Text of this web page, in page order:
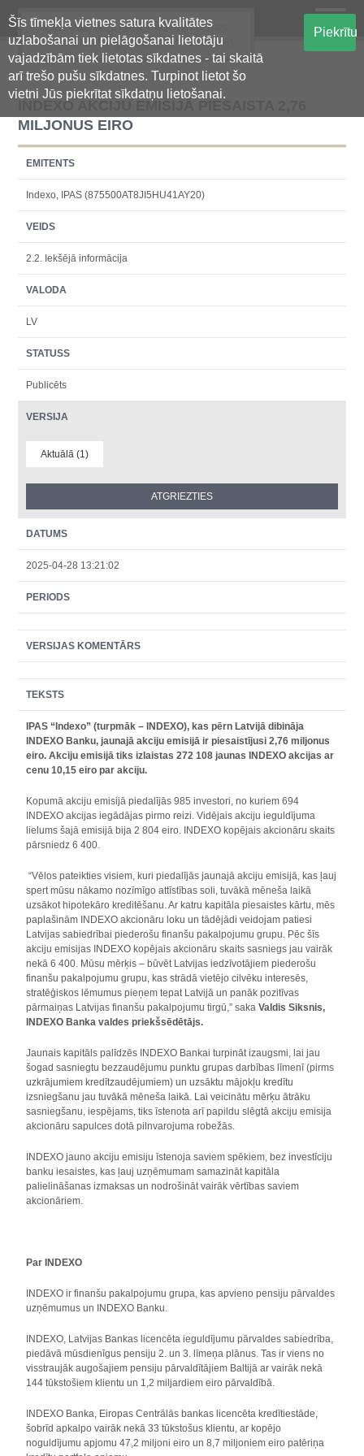
Šīs tīmekļa vietnes satura kvalitātes
uzlabošanai un pielāgošanai lietotāju
vajadzībām tiek lietotas sīkdatnes - tai skaitā
arī trešo pušu sīkdatnes. Turpinot lietot šo
vietni Jūs piekrītat sīkdatņu lietošanai.
Piekrītu
Oficiālā regulētās informācijas
centralizētā glabāšanas sistēma
INDEXO AKCIJU EMISIJĀ PIESAISTA 2,76
MILJONUS EIRO
EMITENTS
Indexo, IPAS (875500AT8JI5HU41AY20)
VEIDS
2.2. Iekšējā informācija
VALODA
LV
STATUSS
Publicēts
VERSIJA
Aktuālā (1)
DATUMS
2025-04-28 13:21:02
PERIODS
VERSIJAS KOMENTĀRS
TEKSTS
IPAS “Indexo” (turpmāk – INDEXO), kas pērn Latvijā dibināja
INDEXO Banku, jaunajā akciju emisijā ir piesaistījusi 2,76 miljonus
eiro. Akciju emisijā tiks izlaistas 272 108 jaunas INDEXO akcijas ar
cenu 10,15 eiro par akciju.
Kopumā akciju emisijā piedalījās 985 investori, no kuriem 694
INDEXO akcijas iegādājas pirmo reizi. Vidējais akciju ieguldījuma
lielums šajā emisijā bija 2 804 eiro. INDEXO kopējais akcionāru skaits
pārsniedz 6 400.
“Vēlos pateikties visiem, kuri piedalījās jaunajā akciju emisijā, kas ļauj
spert mūsu nākamo nozīmīgo attīstības soli, tuvākā mēneša laikā
uzsākot hipotekāro kreditēšanu. Ar katru kapitāla piesaistes kārtu, mēs
paplašinām INDEXO akcionāru loku un tādējādi veidojam patiesi
Latvijas sabiedrībai piederošu finanšu pakalpojumu grupu. Pēc šīs
akciju emisijas INDEXO kopējais akcionāru skaits sasniegs jau vairāk
nekā 6 400. Mūsu mērķis – būvēt Latvijas iedzīvotājiem piederošu
finanšu pakalpojumu grupu, kas strādā vietējo cilvēku interesēs,
stratēģiskos lēmumus pieņem tepat Latvijā un panāk pozitīvas
pārmaiņas Latvijas finanšu pakalpojumu tirgū,” sakaValdis Siksnis,
INDEXO Banka valdes priekšsēdētājs.
Jaunais kapitāls palīdzēs INDEXO Bankai turpināt izaugsmi, lai jau
šogad sasniegtu bezzaudējumu punktu grupas darbības līmenī (pirms
uzkrājumiem kredītzaudējumiem) un uzsāktu mājokļu kredītu
izsniegšanu jau tuvākā mēneša laikā. Lai veicinātu mērķu ātrāku
sasniegšanu, iespējams, tiks īstenota arī papildu slēgtā akciju emisija
akcionāru sapulces dotā pilnvarojuma robežās.
INDEXO jauno akciju emisiju īstenoja saviem spēkiem, bez investīciju
banku iesaistes, kas ļauj uzņēmumam samazināt kapitāla
palielināšanas izmaksas un nodrošināt vairāk vērtības saviem
akcionāriem.
Par INDEXO
INDEXO ir finanšu pakalpojumu grupa, kas apvieno pensiju pārvaldes
uzņēmumus un INDEXO Banku.
INDEXO, Latvijas Bankas licencēta ieguldījumu pārvaldes sabiedrība,
piedāvā mūsdienīgus pensiju 2. un 3. līmeņa plānus. Tas ir viens no
visstraujāk augošajiem pensiju pārvaldītājiem Baltijā ar vairāk nekā
144 tūkstošiem klientu un 1,2 miljardiem eiro pārvaldībā.
INDEXO Banka, Eiropas Centrālās bankas licencēta kredītiestāde,
šobrīd apkalpo vairāk nekā 33 tūkstošus klientu, ar kopējo
noguldījumu apjomu 47,2 miljoni eiro un 8,7 miljoniem eiro patēriņa